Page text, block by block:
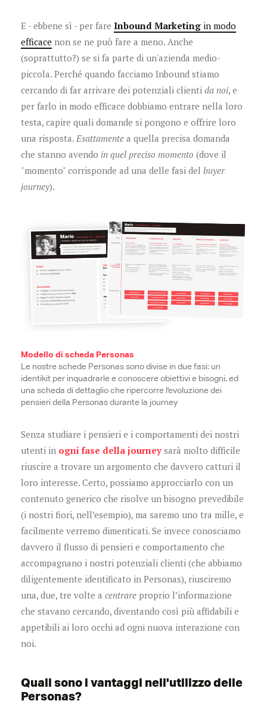
E - ebbene sì - per fare Inbound Marketing in modo
efficace non se ne può fare a meno. Anche
(soprattutto?) se si fa parte di un'azienda medio-
piccola. Perché quando facciamo Inbound stiamo
cercando di far arrivare dei potenziali clienti da noi, e
per farlo in modo efficace dobbiamo entrare nella loro
testa, capire quali domande si pongono e offrire loro
una risposta. Esattamente a quella precisa domanda
che stanno avendo in quel preciso momento (dove il
"momento" corrisponde ad una delle fasi del buyer
journey).
Modello di scheda Personas
Le nostre schede Personas sono divise in due fasi: un
identikit per inquadrarle e conoscere obiettivi e bisogni, ed
una scheda di dettaglio che ripercorre l'evoluzione dei
pensieri della Personas durante la journey
Senza studiare i pensieri e i comportamenti dei nostri
utenti in ogni fase della journey sarà molto difficile
riuscire a trovare un argomento che davvero catturi il
loro interesse. Certo, possiamo approcciarlo con un
contenuto generico che risolve un bisogno prevedibile
(i nostri fiori, nell’esempio), ma saremo uno tra mille, e
facilmente verremo dimenticati. Se invece conosciamo
davvero il flusso di pensieri e comportamento che
accompagnano i nostri potenziali clienti (che abbiamo
diligentemente identificato in Personas), riusciremo
una, due, tre volte a centrare proprio l’informazione
che stavano cercando, diventando così più affidabili e
appetibili ai loro occhi ad ogni nuova interazione con
noi.
Quali sono i vantaggi nell'utilizzo delle
Personas?